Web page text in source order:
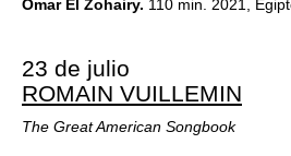
Omar El Zohairy. 110 min. 2021,
23 de julio
ROMAIN VUILLEMIN
The Great American Songbook